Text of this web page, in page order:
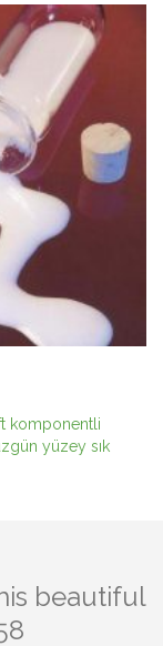
komponentli
yüzey sık
beautiful